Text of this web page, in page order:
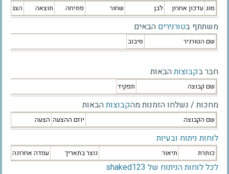
סוג עדכון אחרון לבן שחור פתיחה תוצאה הצג
משתתף בטורנירים הבאים
שם הטורניר סיבוב
חבר בקבוצותהבאות
שם קבוצה תפקיד
מחכות / נשלחו הזמנות מהקבוצותהבאות
שם הקבוצה יוזם ההצעה הצעה
לוחות ניתוח ובעיות
כותרת תיאור נוצר בתאריך עמדה אחרונה
לכל לוחות הניתוח של shaked123